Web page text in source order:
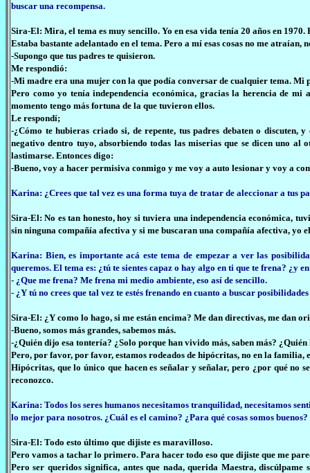
buscar una recompensa.
Sira-El: Mira, el tema es muy sencillo. Yo en esa vida tenía 20 años en
Estaba bastante adelantado en el tema. Pero a mí esas cosas no me
-Supongo que tus padres te quisieron.
Me respondió:
-Mi madre era una mujer con la que podía conversar de cualquier tema. Mi
Pero como yo tenía independencia económica, gracias la herencia de
momento tengo más fortuna de la que tuvieron ellos.
Le respondí;
-¿Cómo te hubieras criado si, de repente, tus padres debaten o
negativo dentro tuyo, absorbiendo todas las miserias que se dicen uno al
lastimarse. Entonces digo:
-Bueno, voy a hacer permisiva conmigo y me voy a auto lesionar y voy a
Karina: ¿Crees que tal vez es una forma tuya de tratar de aleccionar a tus
Sira-El: No es tan honesto, hoy si tuviera una independencia económica,
sin ninguna compañía afectiva y si me buscaran una compañía afectiva, yo
Karina: Bien, es importante acá este tema de empezar a ver las
queremos. El tema es: ¿tú te sientes capaz o hay algo en ti que te frena? ¿y
- ¿Que me frena? Me frena mi medio ambiente, eso así de sencillo.
- ¿Y tú no crees que tal vez te estés frenando en cuanto a buscar
Sira-El: ¿Y como lo hago, si me están encima? Me dan directivas, me dan
-Bueno, somos más grandes, sabemos más.
-¿Quién dijo esa tontería? ¿Solo porque han vivido más, saben más?
Pero, por favor, por favor, estamos rodeados de hipócritas, no en la familia,
Hipócritas, que lo único que hacen es señalar y señalar, pero ¿por qué no
reconozco.
Karina: Todos los seres humanos necesitamos tranquilidad, necesitamos
lo mejor para nosotros. ¿Cuál es el camino? ¿Para qué cosas somos
Sira-El: Todo esto último que dijiste es maravilloso.
Pero vamos a tachar lo primero. Para hacer todo eso que dijiste que me
Pero ser queridos significa, antes que nada, querida Maestra,